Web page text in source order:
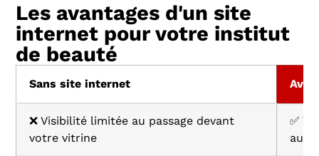
Les avantages d'un site
internet pour votre institut
de beauté
Sans site internet
❌ Visibilité limitée au passage devant
votre vitrine
✅
aux